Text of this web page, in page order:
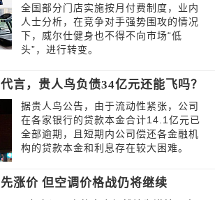
全国部分门店实施按月付费制度，业内
人士分析，在竞争对手强势围攻的情况
下，威尔仕健身也不得不向市场“低
头”，进行转变。
言，贵人鸟负债34亿元还能飞吗？
据贵人鸟公告，由于流动性紧张，公司
在各家银行的贷款本金合计14.1亿元已
全部逾期，且短期内公司偿还各金融机
构的贷款本金和利息存在较大困难。
涨价 但空调价格战仍将继续